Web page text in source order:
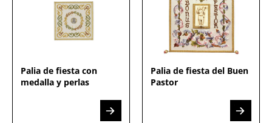
Palia de fiesta con
medalla y perlas
Palia de fiesta del Buen
Pastor